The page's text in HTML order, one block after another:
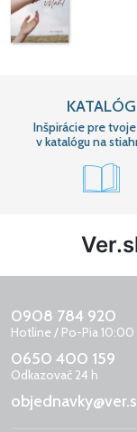
KATALÓG
Inšpirácie pre
v katalógu na
0908 784 920
Hotline / Po-Pia 10:00
0650 400 159
Odkazovač 24 h